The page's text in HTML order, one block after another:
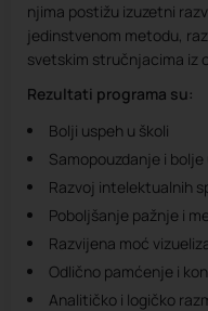
njima postižu izuzetni
jedinstvenom metodu,
svetskim stručnjacima iz
Rezultati programa su:
Bolji uspeh u školi
Samopouzdanje i
Razvoj intelektualnih
Poboljšanje pažnje i
Razvijena moć
Odlično pamćenje i
Analitičko i logičko